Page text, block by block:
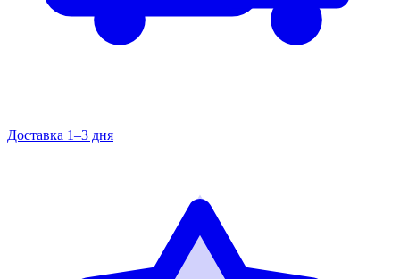
Доставка 1–3 дня